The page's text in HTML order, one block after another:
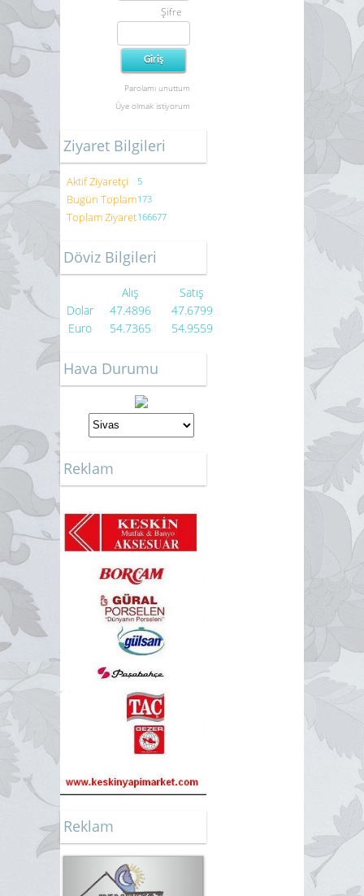
Şifre
Parolamı unuttum
Üye olmak istiyorum
Ziyaret Bilgileri
Aktif Ziyaretçi 5
Bugün Toplam173
Toplam Ziyaret166677
Döviz Bilgileri
Alış
Satış
Dolar
47.4896
47.6799
Euro
54.7365 54.9559
Hava Durumu
Reklam
Reklam